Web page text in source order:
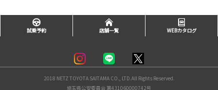
試乗予約 店舗一覧 WEBカタログ
2018 NETZ TOYOTA SAITAMA CO., LTD.All Rights Reserved.
埼玉県公安委員会 第431060000742号